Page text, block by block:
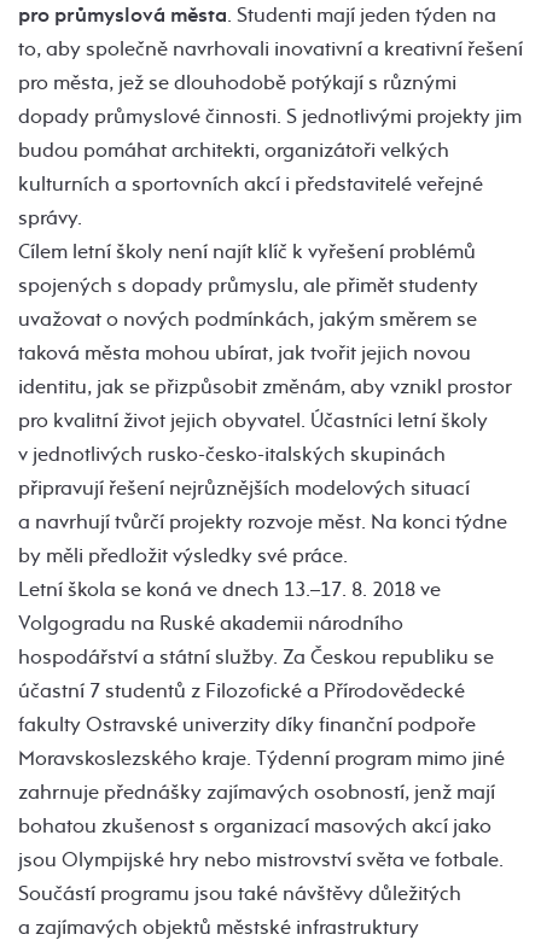
pro průmyslová města. Studenti mají jeden týden na
to, aby společně navrhovali inovativní a kreativní řešení
pro města, jež se dlouhodobě potýkají s různými
dopady průmyslové činnosti. S jednotlivými projekty jim
budou pomáhat architekti, organizátoři velkých
kulturních a sportovních akcí i představitelé veřejné
správy.
Cílem letní školy není najít klíč k vyřešení problémů
spojených s dopady průmyslu, ale přimět studenty
uvažovat o nových podmínkách, jakým směrem se
taková města mohou ubírat, jak tvořit jejich novou
identitu, jak se přizpůsobit změnám, aby vznikl prostor
pro kvalitní život jejich obyvatel. Účastníci letní školy
v jednotlivých rusko-česko-italských skupinách
připravují řešení nejrůznějších modelových situací
a navrhují tvůrčí projekty rozvoje měst. Na konci týdne
by měli předložit výsledky své práce.
Letní škola se koná ve dnech 13.–17. 8. 2018 ve
Volgogradu na Ruské akademii národního
hospodářství a státní služby. Za Českou republiku se
účastní 7 studentů z Filozofické a Přírodovědecké
fakulty Ostravské univerzity díky finanční podpoře
Moravskoslezského kraje. Týdenní program mimo jiné
zahrnuje přednášky zajímavých osobností, jenž mají
bohatou zkušenost s organizací masových akcí jako
jsou Olympijské hry nebo mistrovství světa ve fotbale.
Součástí programu jsou také návštěvy důležitých
a zajímavých objektů městské infrastruktury